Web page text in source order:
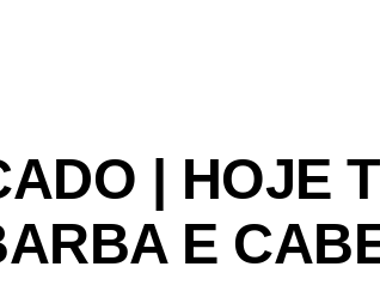
| HOJE
E